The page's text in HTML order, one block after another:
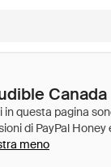
Canada
meno